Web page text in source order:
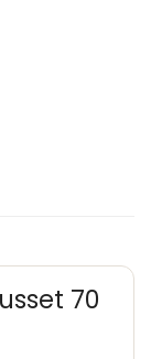
70